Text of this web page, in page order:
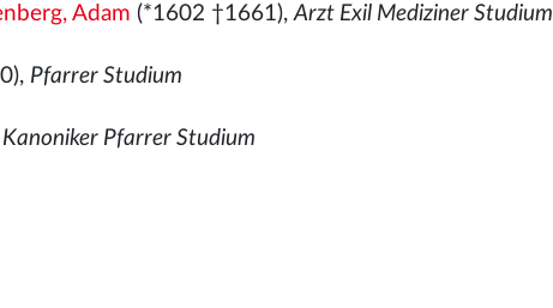
Adam (*1602 †1661),Arzt Exil Mediziner Studium
Pfarrer Studium
Kanoniker Pfarrer Studium